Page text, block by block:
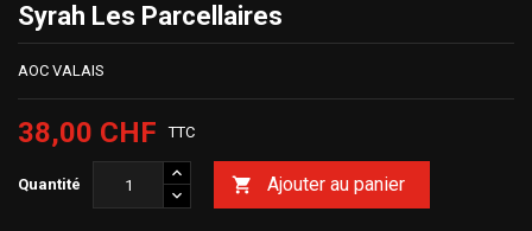
Syrah Les Parcellaires
AOC VALAIS
38,00 CHF TTC
Quantité  Ajouter au panier